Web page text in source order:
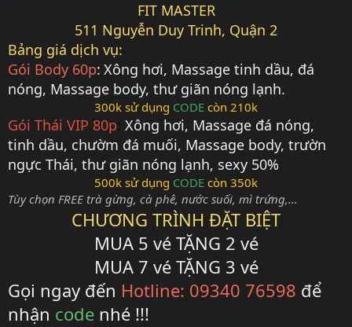
FIT MASTER
511 Nguyễn Duy Trinh, Quận 2
Bảng giá dịch vụ:
Gói Body 60p: Xông hơi, Massage tinh dầu, đá
nóng, Massage body, thư giãn nóng lạnh.
300k sử dụng CODE còn 210k
Gói Thái VIP 80p: Xông hơi, Massage đá nóng,
tinh dầu, chườm đá muối, Massage body, trườn
ngực Thái, thư giãn nóng lạnh, sexy 50%
500k sử dụng CODE còn 350k
Tùy chọn FREE trà gừng, cà phê, nước suối, mì trứng,...
CHƯƠNG TRÌNH ĐẶT BIỆT
MUA 5 vé TẶNG 2 vé
MUA 7 vé TẶNG 3 vé
Gọi ngay đến Hotline: 09340 76598 để
nhận code nhé !!!